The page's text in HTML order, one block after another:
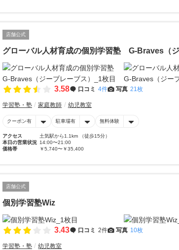
店舗公式
グローバル人材育成の個別学習塾 G-Braves（ジ
3.58 口コミ 4件 写真 21枚
学習塾・塾 家庭教師 幼児教室
クーポン有 駐車場有 無料体験
アクセス
土気駅から1.1km （徒歩15分）
本日の営業状況 14:00〜21:00
価格帯
￥5,740〜￥35,400
店舗公式
個別学習塾Wiz
3.43 口コミ 2件 写真 10枚
学習塾・塾 幼児教室